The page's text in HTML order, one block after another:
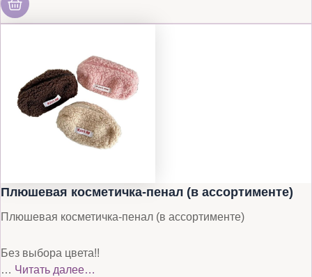
Плюшевая косметичка-пенал (в ассортименте)
Плюшевая косметичка-пенал (в ассортименте)
Без выбора цвета!!
… Читать далее…